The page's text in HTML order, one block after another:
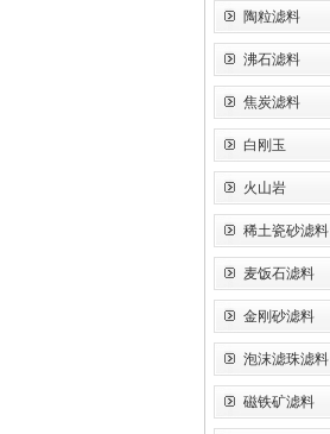
陶粒滤料
沸石滤料
焦炭滤料
白刚玉
火山岩
稀土瓷砂滤料
麦饭石滤料
金刚砂滤料
泡沫滤珠滤料
磁铁矿滤料